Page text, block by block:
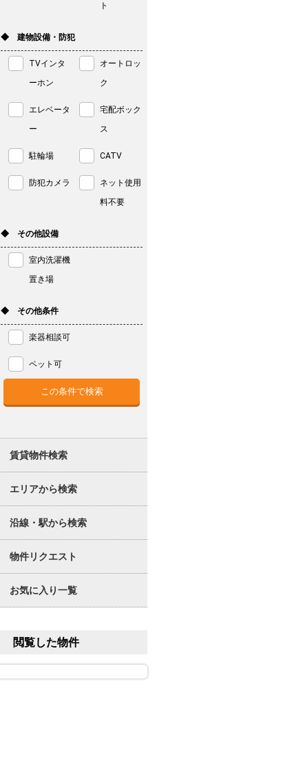
ト
◆ 建物設備・防犯
TVインタ
ーホン
オートロッ
ク
エレベータ
ー
宅配ボック
ス
駐輪場 CATV
防犯カメラ
ネット使用
料不要
◆ その他設備
室内洗濯機
置き場
◆ その他条件
楽器相談可
ペット可
賃貸物件検索
エリアから検索
沿線・駅から検索
物件リクエスト
お気に入り一覧
閲覧した物件